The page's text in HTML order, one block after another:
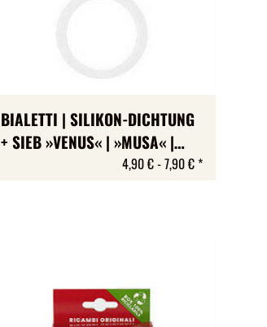
BIALETTI | SILIKON-DICHTUNG
+ SIEB »VENUS« | »MUSA« |
»KITTY« | 4 GRÖSSEN4,90 € -7,90 € *